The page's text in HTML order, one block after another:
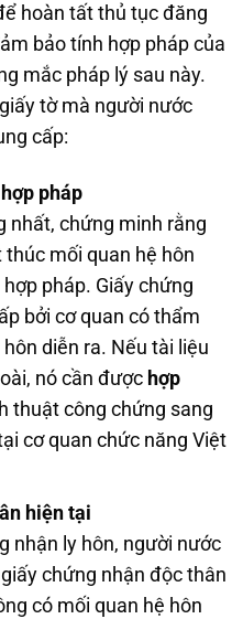
hoàn tất thủ tục đăng
bảo tính hợp pháp của
mắc pháp lý sau này.
tờ mà người nước
cấp:
pháp
nhất, chứng minh rằng
mối quan hệ hôn
pháp. Giấy chứng
bởi cơ quan có thẩm
diễn ra. Nếu tài liệu
nó cần được hợp
thuật công chứng sang
cơ quan chức năng Việt
hiện tại
nhận ly hôn, người nước
chứng nhận độc thân
có mối quan hệ hôn